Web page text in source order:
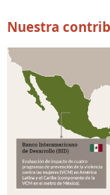
Nuestra